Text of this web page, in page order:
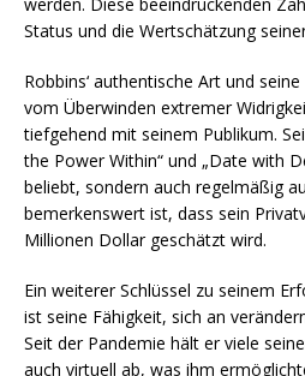
Status und die Wertschätzung
Robbins‘ authentische Art und
vom Überwinden extremer
tiefgehend mit seinem Publikum.
the Power Within“ und „Date with
beliebt, sondern auch regelmäßig
bemerkenswert ist, dass sein
Millionen Dollar geschätzt wird.
Ein weiterer Schlüssel zu seinem
ist seine Fähigkeit, sich an
Seit der Pandemie hält er viele
auch virtuell ab, was ihm